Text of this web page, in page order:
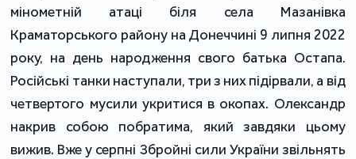
мінометній атаці біля села Мазанівка
Краматорського району на Донеччині 9 липня 2022
року, на день народження свого батька Остапа.
Російські танки наступали, три з них підірвали, а від
четвертого мусили укритися в окопах. Олександр
накрив собою побратима, який завдяки цьому
вижив. Вже у серпні Збройні сили України звільнять